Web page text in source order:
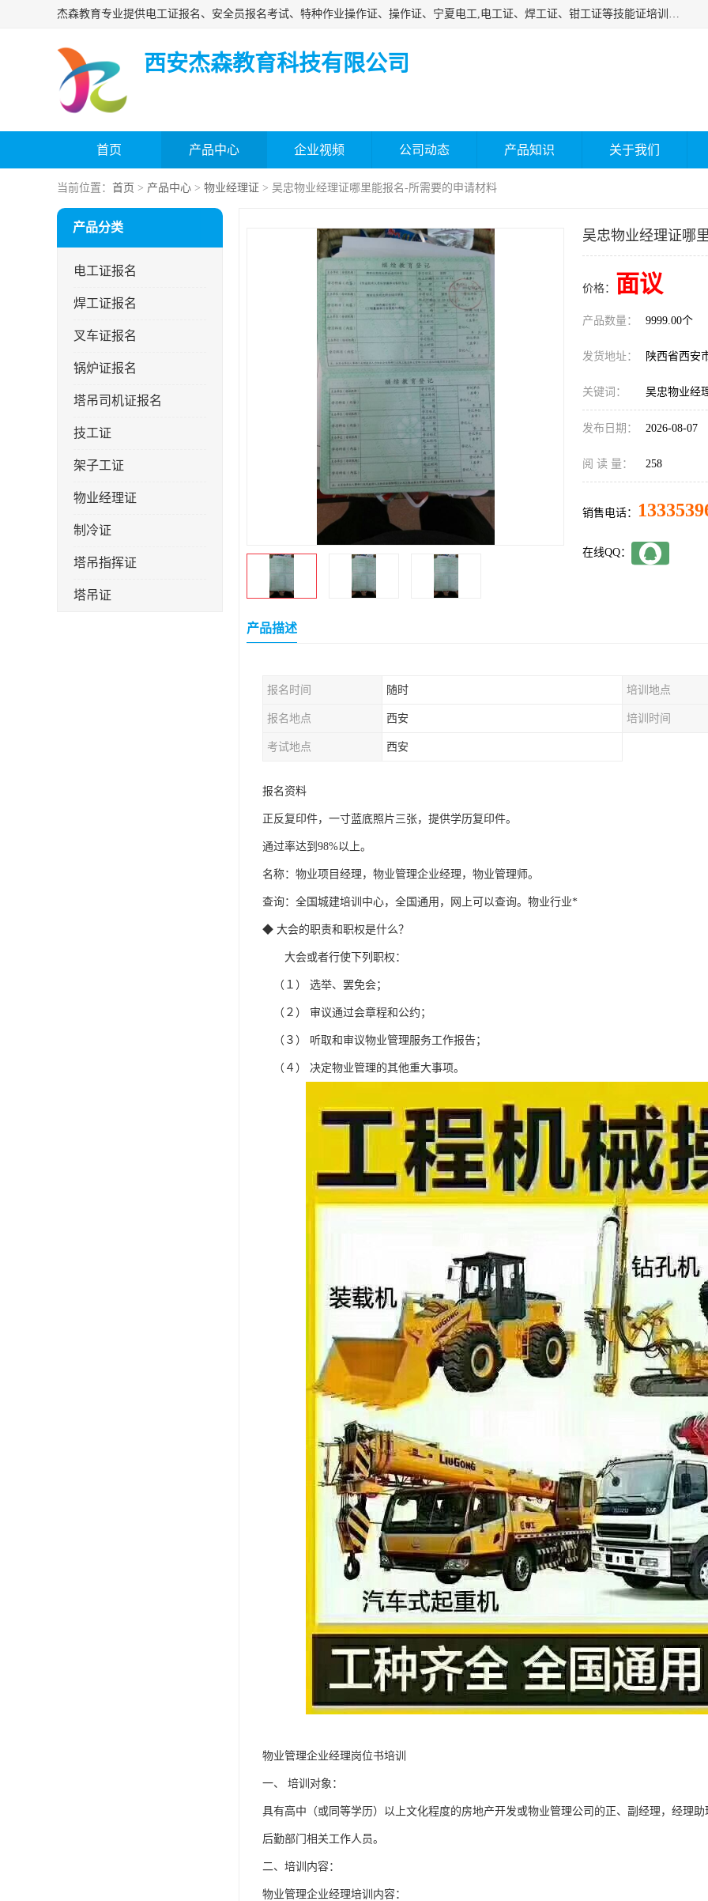
杰森教育专业提供电工证报名、安全员报名考试、特种作业操作证、操作证、宁夏电工,电工证、焊工证、钳工证等技能证培训课程。
西安杰森教育科技有限公司
首页 产品中心 企业视频 公司动态 产品知识 关于我们
当前位置： 首页 > 产品中心 > 物业经理证 > 吴忠物业经理证哪里能报名-所需要的申请材料
产品分类
电工证报名
焊工证报名
叉车证报名
锅炉证报名
塔吊司机证报名
技工证
架子工证
物业经理证
制冷证
塔吊指挥证
塔吊证
吴忠物业经理证哪
价格： 面议
产品数量： 9999.00个
发货地址： 陕西省西安
关键词： 吴忠物业经
发布日期： 2026-08-07
阅 读 量： 258
销售电话：
在线QQ：
产品描述
报名时间 随时 培训地点
报名地点 西安 培训时间
考试地点 西安
报名资料
正反复印件，一寸蓝底照片三张，提供学历复印件。
通过率达到98%以上。
名称：物业项目经理，物业管理企业经理，物业管理师。
查询：全国城建培训中心，全国通用，网上可以查询。物业行业*
◆ 大会的职责和职权是什么？
大会或者行使下列职权：
（１） 选举、罢免会；
（２） 审议通过会章程和公约；
（３） 听取和审议物业管理服务工作报告；
（４） 决定物业管理的其他重大事项。
物业管理企业经理岗位书培训
一、 培训对象：
具有高中（或同等学历）以上文化程度的房地产开发或物业管理公司的正、副经理，经理
后勤部门相关工作人员。
二、培训内容：
物业管理企业经理培训内容：